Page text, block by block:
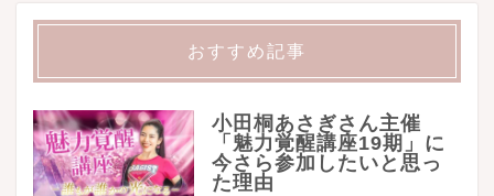
おすすめ記事
小田桐あさぎさん主催
「魅力覚醒講座19期」に
今さら参加したいと思っ
た理由